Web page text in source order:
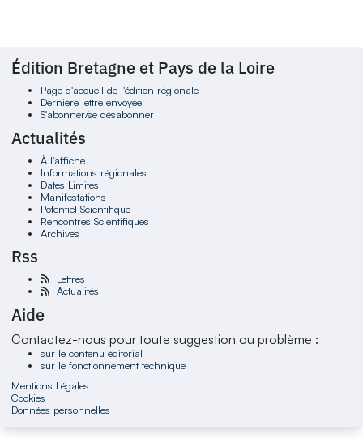
Édition Bretagne et Pays de la Loire
Page d'accueil de l'édition régionale
Dernière lettre envoyée
S'abonner/se désabonner
Actualités
À l'affiche
Informations régionales
Dates Limites
Manifestations
Potentiel Scientifique
Rencontres Scientifiques
Archives
Rss
Lettres
Actualités
Aide
Contactez-nous pour toute suggestion ou problème :
sur le contenu éditorial
sur le fonctionnement technique
Mentions Légales
Cookies
Données personnelles